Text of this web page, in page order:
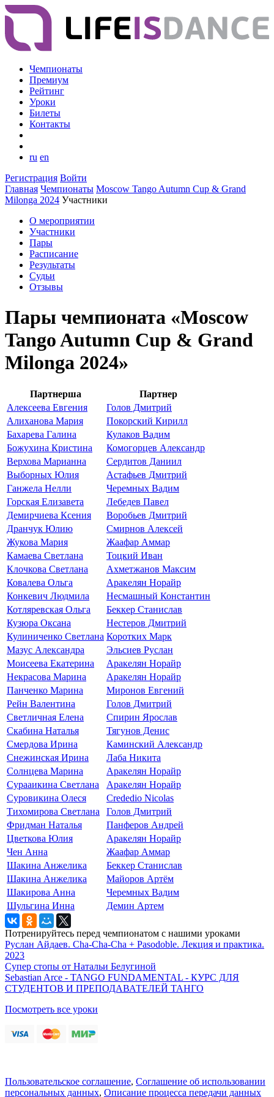
Чемпионаты
Премиум
Рейтинг
Уроки
Билеты
Контакты
ru en
Регистрация Войти
Главная Чемпионаты Moscow Tango Autumn Cup & Grand
Milonga 2024 Участники
О мероприятии
Участники
Пары
Расписание
Результаты
Судьи
Отзывы
Пары чемпионата «Moscow
Tango Autumn Cup & Grand
Milonga 2024»
Партнерша
Партнер
Алексеева Евгения
Голов Дмитрий
Алиханова Мария
Покорский Кирилл
Бахарева Галина
Кулаков Вадим
Божухина Кристина
Комогорцев Александр
Верхова Марианна
Сердитов Даниил
Выборных Юлия
Астафьев Дмитрий
Ганжела Нелли
Черемных Вадим
Горская Елизавета
Лебедев Павел
Демирчиева Ксения
Воробьев Дмитрий
Дранчук Юлию
Смирнов Алексей
Жукова Мария
Жаафар Аммар
Камаева Светлана
Тоцкий Иван
Клочкова Светлана
Ахметжанов Максим
Ковалева Ольга
Аракелян Норайр
Конкевич Людмила
Несмашный Константин
Котляревская Ольга
Беккер Станислав
Кузюра Оксана
Нестеров Дмитрий
Кулиниченко Светлана Коротких Марк
Мазус Александра
Эльсиев Руслан
Моисеева Екатерина
Аракелян Норайр
Некрасова Марина
Аракелян Норайр
Панченко Марина
Миронов Евгений
Рейн Валентина
Голов Дмитрий
Светличная Елена
Спирин Ярослав
Скабина Наталья
Тягунов Денис
Смердова Ирина
Каминский Александр
Снежинская Ирина
Лаба Никита
Солнцева Марина
Аракелян Норайр
Сурааикина Светлана
Аракелян Норайр
Суровикина Олеся
Crededio Nicolas
Тихомирова Светлана
Голов Дмитрий
Фридман Наталья
Панферов Андрей
Цветкова Юлия
Аракелян Норайр
Чен Анна
Жаафар Аммар
Шакина Анжелика
Беккер Станислав
Шакина Анжелика
Майоров Артём
Шакирова Анна
Черемных Вадим
Шульгина Инна
Демин Артем
Потренируйтесь перед чемпионатом с нашими уроками
Руслан Айдаев. Cha-Cha-Cha + Pasodoble. Лекция и практика.
2023
Супер стопы от Натальи Белугиной
Sebastian Arce - TANGO FUNDAMENTAL - КУРС ДЛЯ
СТУДЕНТОВ И ПРЕПОДАВАТЕЛЕЙ ТАНГО
Посмотреть все уроки
Пользовательское соглашение, Соглашение об использовании
персональных данных, Описание процесса передачи данных